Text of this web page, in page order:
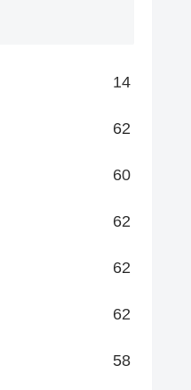
14
62
60
62
62
62
58